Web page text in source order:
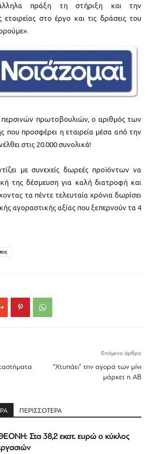
πράξη τη στήριξη και την
εταιρείας στο έργο και τις δράσεις του
περσινών πρωτοβουλιών, ο αριθμός των
που προσφέρει η εταιρεία μέσα από την
στις 20.000 συνολικά!
με συνεχείς δωρεές προϊόντων να
της δέσμευση για καλή διατροφή και
τα πέντε τελευταία χρόνια δωρίσει
αγοραστικής αξίας που ξεπερνούν τα 4
Επόμενο άρθρο
“Χτυπάει” την αγορά των μίνι
μάρκετ η ΑΒ
ΠΕΡΙΣΣΟΤΕΡΑ
Στα 38,2 εκατ. ευρώ ο κύκλος